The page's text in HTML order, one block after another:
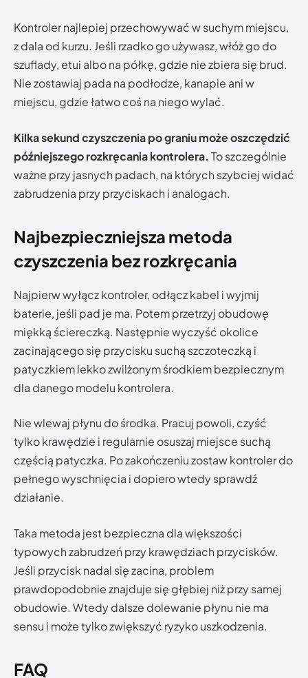
Kontroler najlepiej przechowywać w suchym miejscu,
z dala od kurzu. Jeśli rzadko go używasz, włóż go do
szuflady, etui albo na półkę, gdzie nie zbiera się brud.
Nie zostawiaj pada na podłodze, kanapie ani w
miejscu, gdzie łatwo coś na niego wylać.
Kilka sekund czyszczenia po graniu może oszczędzić
późniejszego rozkręcania kontrolera. To szczególnie
ważne przy jasnych padach, na których szybciej widać
zabrudzenia przy przyciskach i analogach.
Najbezpieczniejsza metoda
czyszczenia bez rozkręcania
Najpierw wyłącz kontroler, odłącz kabel i wyjmij
baterie, jeśli pad je ma. Potem przetrzyj obudowę
miękką ściereczką. Następnie wyczyść okolice
zacinającego się przycisku suchą szczoteczką i
patyczkiem lekko zwilżonym środkiem bezpiecznym
dla danego modelu kontrolera.
Nie wlewaj płynu do środka. Pracuj powoli, czyść
tylko krawędzie i regularnie osuszaj miejsce suchą
częścią patyczka. Po zakończeniu zostaw kontroler do
pełnego wyschnięcia i dopiero wtedy sprawdź
działanie.
Taka metoda jest bezpieczna dla większości
typowych zabrudzeń przy krawędziach przycisków.
Jeśli przycisk nadal się zacina, problem
prawdopodobnie znajduje się głębiej niż przy samej
obudowie. Wtedy dalsze dolewanie płynu nie ma
sensu i może tylko zwiększyć ryzyko uszkodzenia.
FAQ